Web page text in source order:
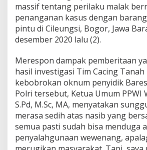
,
I
n
i
a
n
W
l
s
o
n
L
massif tentang perilaku malak
penanganan kasus dengan
pintu di Cileungsi, Bogor, Jawa
desember 2020 lalu (2).
Merespon dampak pemberitaan
hasil investigasi Tim Cacing
kebobrokan oknum penyidik
Polri tersebut, Ketua Umum PPWI
S.Pd, M.Sc, MA, menyatakan
merasa sedih atas nasib yang
semua pasti sudah bisa menduga
penyalahgunaan wewenang,